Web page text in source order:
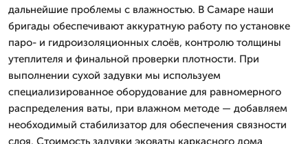
дальнейшие проблемы с влажностью. В Самаре наши
бригады обеспечивают аккуратную работу по установке
паро- и гидроизоляционных слоёв, контролю толщины
утеплителя и финальной проверки плотности. При
выполнении сухой задувки мы используем
специализированное оборудование для равномерного
распределения ваты, при влажном методе — добавляем
необходимый стабилизатор для обеспечения связности
слоя. Стоимость задувки эковаты каркасного дома